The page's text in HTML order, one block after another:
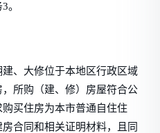
。
、大修位于本地区行政区域
所购（建、修）房屋符合公
买住房为本市普通自住住
合同和相关证明材料，且同